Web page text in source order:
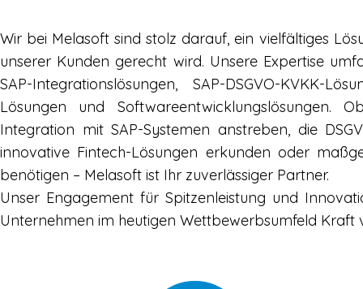
Wir bei Melasoft sind stolz darauf, ein vielfältiges
unserer Kunden gerecht wird. Unsere Expertise
SAP-Integrationslösungen, SAP-DSGVO-KVKK-
Lösungen und Softwareentwicklungslösungen.
Integration mit SAP-Systemen anstreben, die
innovative Fintech-Lösungen erkunden oder
benötigen – Melasoft ist Ihr zuverlässiger Partner.
Unser Engagement für Spitzenleistung und
Unternehmen im heutigen Wettbewerbsumfeld Kraft